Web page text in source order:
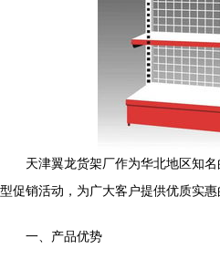
天津翼龙货架厂作为华北地区知
型促销活动，为广大客户提供优质实惠
一、产品优势